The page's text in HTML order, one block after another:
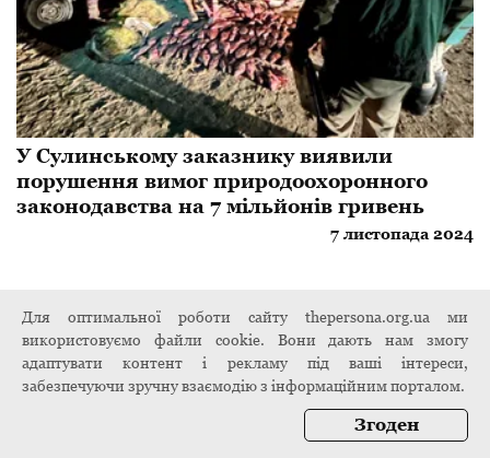
У Сулинському заказнику виявили
порушення вимог природоохоронного
законодавства на 7 мільйонів гривень
7 листопада 2024
Для оптимальної роботи сайту thepersona.org.ua ми
використовуємо файли cookie. Вони дають нам змогу
адаптувати контент і рекламу під ваші інтереси,
забезпечуючи зручну взаємодію з інформаційним порталом.
Згоден